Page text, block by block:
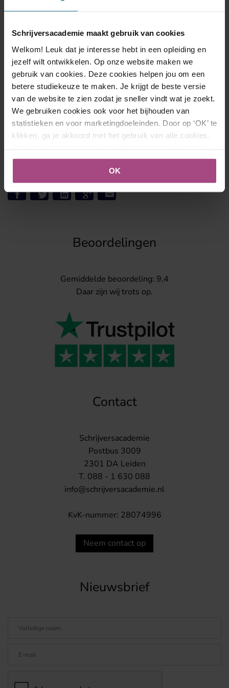
Schrijversacademie maakt gebruik van cookies
Welkom! Leuk dat je interesse hebt in een opleiding en
jezelf wilt ontwikkelen. Op onze website maken we
gebruik van cookies. Deze cookies helpen jou om een
betere studiekeuze te maken. Je krijgt de beste versie
van de website te zien zodat je sneller vindt wat je zoekt.
We gebruiken cookies ook voor het bijhouden van
statistieken en voor marketingdoeleinden. Door op ‘OK’ te
klikken, ga je akkoord met het gebruik van alle cookies.
Je kunt je cookievoorkeuren altijd aanpassen. Lees er
meer over in onscookies- en privacybeleid.
OK
dromen kloppen in ons hart?
Er zijn geen betere dagen om je daarover te bezinnen dan
die donkere laatste dagen van het jaar, echt waar. Probeer
het eens. Ga op zoek naar die gaten en kieren. Schrijf eens
wat anders dan alleen maar een sinterklaasgedicht. En
ben je niet zo van de reflectie, ga dan lekker uit de bol
met dat ene verhaal dat al zo lang in je hoofd rondzingt.
Veel decemberplezier!
Kathy Mathys
Beoordelingen
Gemiddelde beoordeling: 9,4
Daar zijn wij trots op.
Contact
Schrijversacademie
Postbus 3009
2301 DA Leiden
T. 088 - 1 630 088
info@schrijversacademie.nl
KvK-nummer: 28074996
Neem contact op
Nieuwsbrief